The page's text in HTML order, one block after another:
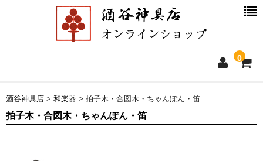
0
ホーム
新着情報
酒谷神具店 > 和楽器 > 拍子木・合図木・ちゃんぽん・笛
拍子木・合図木・ちゃんぽん・笛